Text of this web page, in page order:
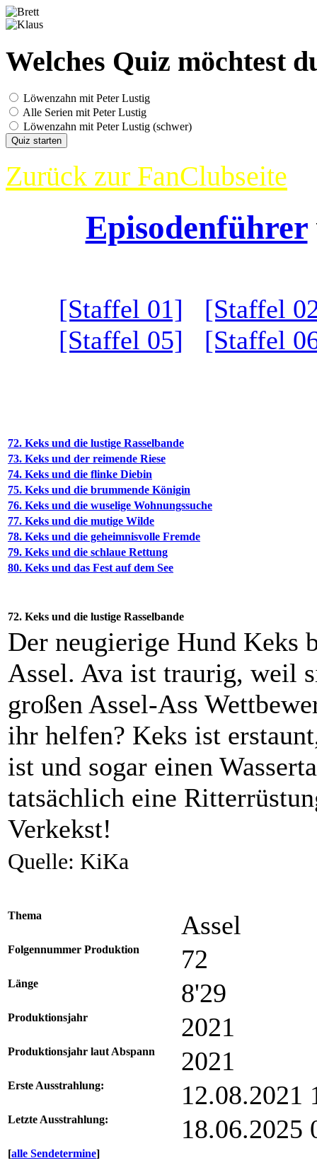
Welches Quiz möchtest
Löwenzahn mit Peter Lustig
Alle Serien mit Peter Lustig
Löwenzahn mit Peter Lustig (schwer)
Quiz starten
Zurück zur FanClubseite
Episodenführer
[Staffel 01]
[Staffel
[Staffel 05]
[Staffel
72. Keks und die lustige Rasselbande
73. Keks und der reimende Riese
74. Keks und die flinke Diebin
75. Keks und die brummende Königin
76. Keks und die wuselige Wohnungssuche
77. Keks und die mutige Wilde
78. Keks und die geheimnisvolle Fremde
79. Keks und die schlaue Rettung
80. Keks und das Fest auf dem See
72. Keks und die lustige Rasselbande
Der neugierige Hund Keks
Assel. Ava ist traurig, weil
großen Assel-Ass
ihr helfen? Keks ist
ist und sogar einen
tatsächlich eine
Verkekst!
Quelle: KiKa
Thema Assel
Folgennummer Produktion 72
Länge 8'29
Produktionsjahr 2021
Produktionsjahr laut Abspann 2021
Erste Ausstrahlung:
Letzte Ausstrahlung:
[alle Sendetermine]